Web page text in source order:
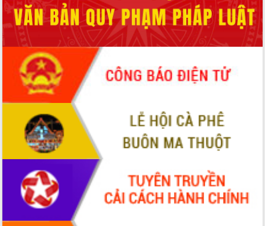
Hòn Yến phát triển du lịch gắn với bảo
tồn biển
Lấy ý kiến điều chỉnh Quy hoạch tỉnh
Đắk Lắk thời kỳ 2021-2030, tầm nhìn
đến năm 2050
Phát động chiến dịch 30 ngày đêm
giải phóng mặt bằng Tuyến đường bộ
ven biển
Đắk Lắk nỗ lực thúc đẩy tăng trưởng
kinh tế từ 10% trở lên trong Quý
II/2026
Đắk Lắk ký kết thỏa thuận hợp tác về
chuyển đổi số giai đoạn 2026 – 2030
với Tập đoàn Bưu chính Viễn thông
Việt Nam
Thứ trưởng Bộ Y tế làm việc với tỉnh
Đắk Lắk về phát triển nhân lực y tế
cho trạm y tế cấp xã